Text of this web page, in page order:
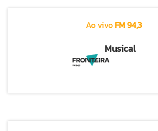
Ao vivo FM 94,3
Musical